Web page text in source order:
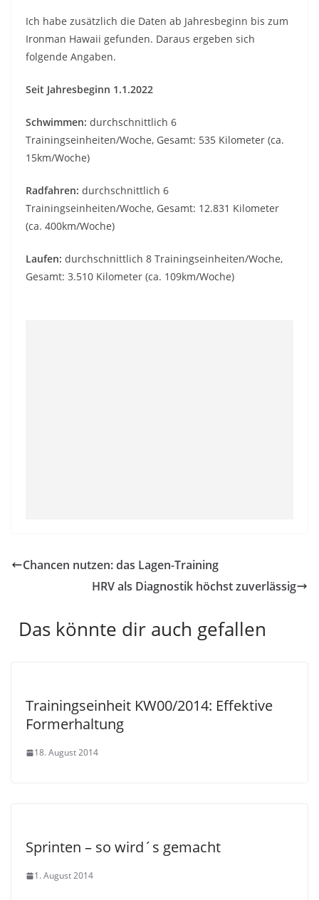
Ich habe zusätzlich die Daten ab Jahresbeginn bis zum
Ironman Hawaii gefunden. Daraus ergeben sich
folgende Angaben.
Seit Jahresbeginn 1.1.2022
Schwimmen: durchschnittlich 6
Trainingseinheiten/Woche, Gesamt: 535 Kilometer (ca.
15km/Woche)
Radfahren: durchschnittlich 6
Trainingseinheiten/Woche, Gesamt: 12.831 Kilometer
(ca. 400km/Woche)
Laufen: durchschnittlich 8 Trainingseinheiten/Woche,
Gesamt: 3.510 Kilometer (ca. 109km/Woche)
Chancen nutzen: das Lagen-Training
HRV als Diagnostik höchst zuverlässig
Das könnte dir auch gefallen
Trainingseinheit KW00/2014: Effektive
Formerhaltung
18. August 2014
Sprinten – so wird´s gemacht
1. August 2014